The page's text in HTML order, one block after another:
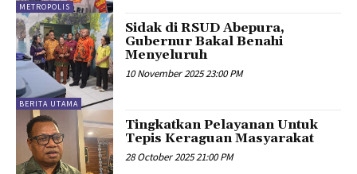
METROPOLIS
BERITA UTAMA
Sidak di RSUD Abepura,
Gubernur Bakal Benahi
Menyeluruh
10 November 2025 23:00 PM
Tingkatkan Pelayanan Untuk
Tepis Keraguan Masyarakat
28 October 2025 21:00 PM